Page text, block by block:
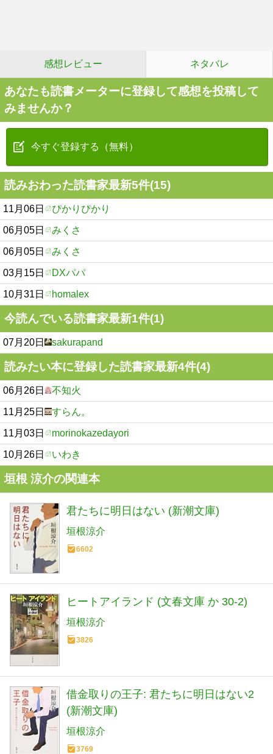
感想レビュー ネタバレ
あなたも読書メーターに登録して感想を投稿して
みませんか？
今すぐ登録する（無料）
読みおわった読書家最新5件(15)
11月06日 ぴかりぴかり
06月05日 みくさ
06月05日 みくさ
03月15日 DXパパ
10月31日 homalex
今読んでいる読書家最新1件(1)
07月20日 sakurapand
読みたい本に登録した読書家最新4件(4)
06月26日 不知火
11月25日 すらん。
11月03日 morinokazedayori
10月26日 いわき
垣根 涼介の関連本
君たちに明日はない (新潮文庫)
垣根涼介
6602
ヒートアイランド (文春文庫 か 30-2)
垣根涼介
3826
借金取りの王子: 君たちに明日はない2
(新潮文庫)
垣根涼介
3769